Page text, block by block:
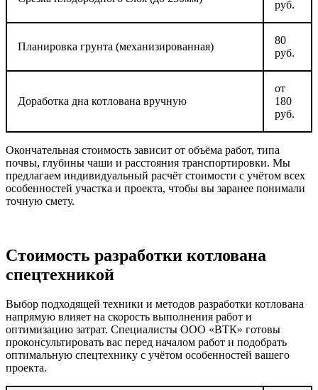
руб.
Планировка грунта (механизированная)
80
руб.
Доработка дна котлована вручную
от
180
руб.
Окончательная стоимость зависит от объёма работ, типа
почвы, глубины чаши и расстояния транспортировки. Мы
предлагаем индивидуальный расчёт стоимости с учётом всех
особенностей участка и проекта, чтобы вы заранее понимали
точную смету.
Стоимость разработки котлована
спецтехникой
Выбор подходящей техники и методов разработки котлована
напрямую влияет на скорость выполнения работ и
оптимизацию затрат. Специалисты ООО «ВТК» готовы
проконсультировать вас перед началом работ и подобрать
оптимальную спецтехнику с учётом особенностей вашего
проекта.